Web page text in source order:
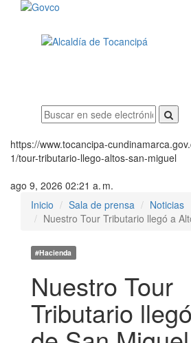
https://www.tocancipa-
1/tour-tributario-llego-altos-san-miguel
ago 9, 2026 02:21 a. m.
Inicio
Sala de prensa
Noticias
Nuestro Tour Tributario llegó a
#Hacienda
Nuestro Tour
Tributario